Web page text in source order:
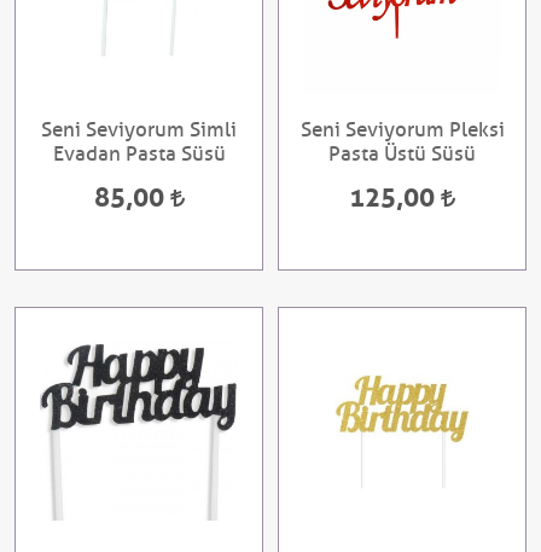
Seni Seviyorum Simli
Evadan Pasta Süsü
85,00
Seni Seviyorum Pleksi
Pasta Üstü Süsü
125,00